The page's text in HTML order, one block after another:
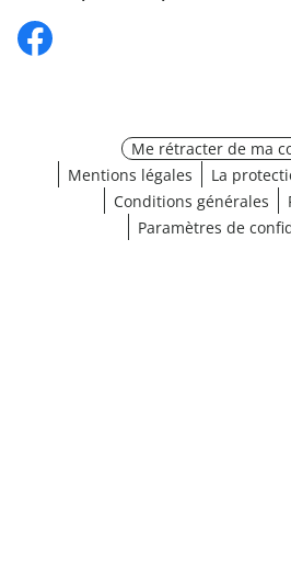
Me rétracter de ma
Mentions légales
La
Conditions générales
Paramètres de